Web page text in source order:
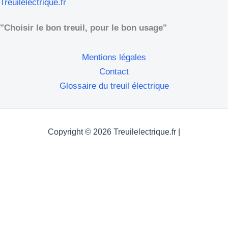
Treuilelectrique.fr
"Choisir le bon treuil, pour le bon usage"
Mentions légales
Contact
Glossaire du treuil électrique
Copyright © 2026 Treuilelectrique.fr |